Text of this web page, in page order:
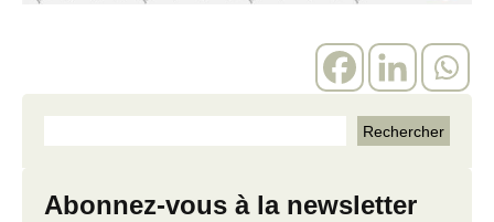
Abonnez-vous à la newsletter